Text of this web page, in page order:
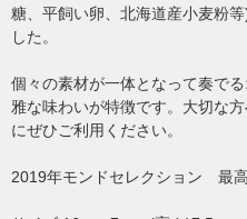
糖、平飼い卵、北海道産小麦粉
した。
個々の素材が一体となって奏で
雅な味わいが特徴です。大切な
にぜひご利用ください。
2019年モンドセレクション 最高